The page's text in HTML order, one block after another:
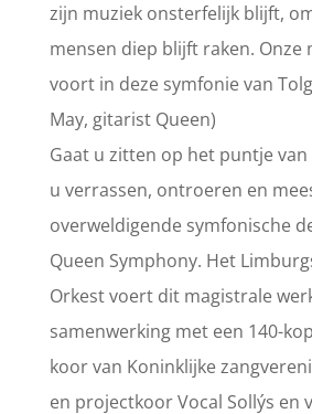
zijn muziek onsterfelijk blijft,
mensen diep blijft raken. Onze
voort in deze symfonie van
May, gitarist Queen)
Gaat u zitten op het puntje
u verrassen, ontroeren en
overweldigende symfonische
Queen Symphony. Het
Orkest voert dit magistrale
samenwerking met een 140-
koor van Koninklijke
en projectkoor Vocal Sollýs en